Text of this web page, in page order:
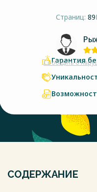
Страниц: 89
Сообщить о
Гарантия
СОДЕРЖАНИЕ